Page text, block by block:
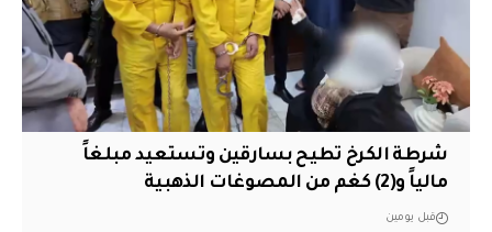
شرطة الكرخ تطيح بسارقين وتستعيد مبلغاً
مالياً و(2) كغم من المصوغات الذهبية
قبل يومين